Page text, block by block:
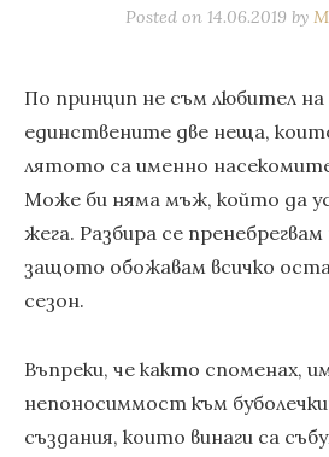
Posted on 14.06.2019 by
По принцип не съм любител
единствените две неща,
лятото са именно
Може би няма мъж, който да
жега. Разбира се
защото обожавам всичко
сезон.
Въпреки, че както споменах,
непоносиммост към
създания, които винаги са